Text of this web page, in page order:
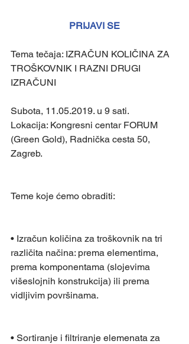
PRIJAVI SE
Tema tečaja: IZRAČUN KOLIČINA ZA
TROŠKOVNIK I RAZNI DRUGI
IZRAČUNI
Subota, 11.05.2019. u 9 sati.
Lokacija: Kongresni centar FORUM
(Green Gold), Radnička cesta 50,
Zagreb.
Teme koje ćemo obraditi:
• Izračun količina za troškovnik na tri
različita načina: prema elementima,
prema komponentama (slojevima
višeslojnih konstrukcija) ili prema
vidljivim površinama.
• Sortiranje i filtriranje elemenata za